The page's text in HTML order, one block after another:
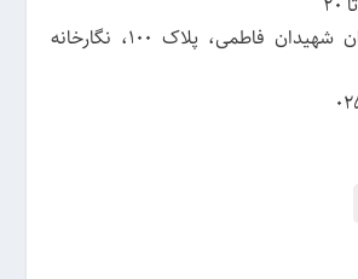
نشانی: قم، خیابان شهیدان فاطمی، پلاک ۱۰۰، نگارخانه